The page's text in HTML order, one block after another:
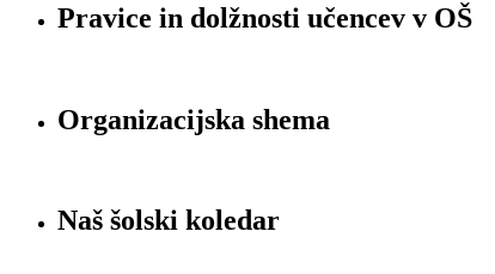
Pravice in dolžnosti učencev v OŠ
Organizacijska shema
Naš šolski koledar